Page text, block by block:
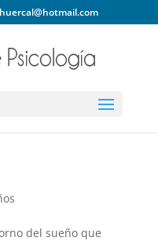
del sueño que